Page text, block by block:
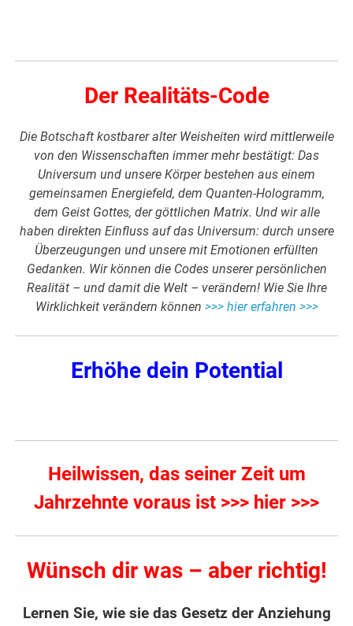
Der Realitäts-Code
Die Botschaft kostbarer alter Weisheiten wird mittlerweile
von den Wissenschaften immer mehr bestätigt: Das
Universum und unsere Körper bestehen aus einem
gemeinsamen Energiefeld, dem Quanten-Hologramm,
dem Geist Gottes, der göttlichen Matrix. Und wir alle
haben direkten Einfluss auf das Universum: durch unsere
Überzeugungen und unsere mit Emotionen erfüllten
Gedanken. Wir können die Codes unserer persönlichen
Realität – und damit die Welt – verändern! Wie Sie Ihre
Wirklichkeit verändern können >>> hier erfahren >>>
Erhöhe dein Potential
Heilwissen, das seiner Zeit um
Jahrzehnte voraus ist >>> hier >>>
Wünsch dir was – aber richtig!
Lernen Sie, wie sie das Gesetz der Anziehung